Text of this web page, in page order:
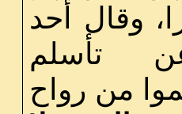
وقال أحد
تأسلم
من رواح